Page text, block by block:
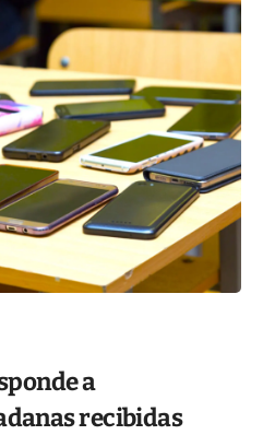
a
recibidas